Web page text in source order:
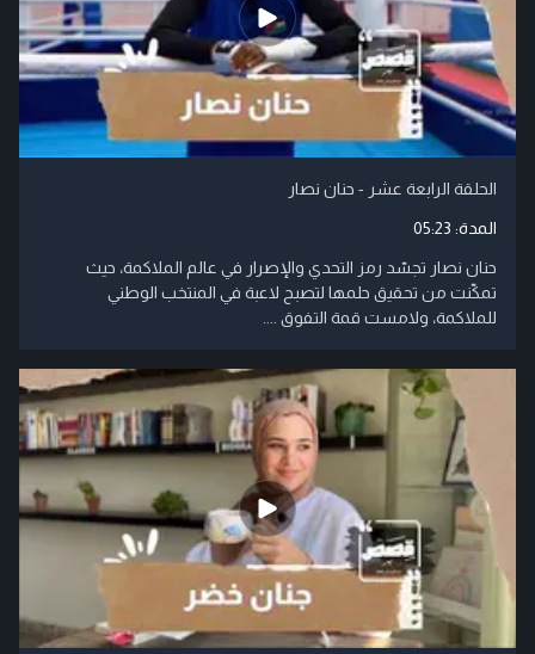
الحلقة الرابعة عشر - حنان نصار
المدة: 05:23
حنان نصار تجسّد رمز التحدي والإصرار في عالم الملاكمة، حيث
تمكّنت من تحقيق حلمها لتصبح لاعبة في المنتخب الوطني
للملاكمة، ولامست قمة التفوق ....